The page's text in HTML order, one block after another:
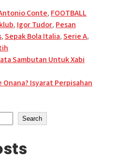
Conte, FOOTBALL
, Igor Tudor, Pesan
,Sepak Bola Italia,Serie A,
Sambutan Untuk Xabi
Isyarat Perpisahan
Search